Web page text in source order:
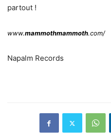
partout !
www.mammothmammoth.com/
Napalm Records